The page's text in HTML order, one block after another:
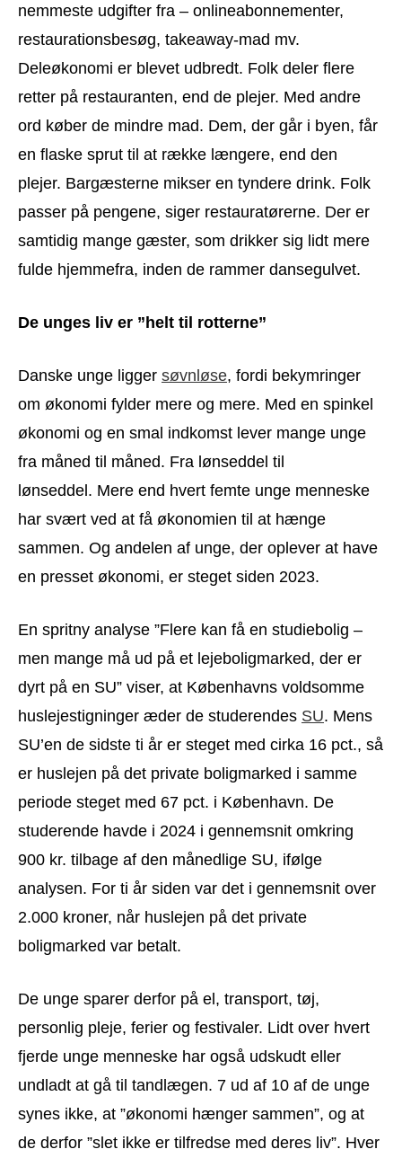
nemmeste udgifter fra – onlineabonnementer,
restaurationsbesøg, takeaway-mad mv.
Deleøkonomi er blevet udbredt. Folk deler flere
retter på restauranten, end de plejer. Med andre
ord køber de mindre mad. Dem, der går i byen, får
en flaske sprut til at række længere, end den
plejer. Bargæsterne mikser en tyndere drink. Folk
passer på pengene, siger restauratørerne. Der er
samtidig mange gæster, som drikker sig lidt mere
fulde hjemmefra, inden de rammer dansegulvet.
De unges liv er ”helt til rotterne”
Danske unge ligger søvnløse, fordi bekymringer
om økonomi fylder mere og mere. Med en spinkel
økonomi og en smal indkomst lever mange unge
fra måned til måned. Fra lønseddel til
lønseddel. Mere end hvert femte unge menneske
har svært ved at få økonomien til at hænge
sammen. Og andelen af unge, der oplever at have
en presset økonomi, er steget siden 2023.
En spritny analyse ”Flere kan få en studiebolig –
men mange må ud på et lejeboligmarked, der er
dyrt på en SU” viser, at Københavns voldsomme
huslejestigninger æder de studerendes SU. Mens
SU’en de sidste ti år er steget med cirka 16 pct., så
er huslejen på det private boligmarked i samme
periode steget med 67 pct. i København. De
studerende havde i 2024 i gennemsnit omkring
900 kr. tilbage af den månedlige SU, ifølge
analysen. For ti år siden var det i gennemsnit over
2.000 kroner, når huslejen på det private
boligmarked var betalt.
De unge sparer derfor på el, transport, tøj,
personlig pleje, ferier og festivaler. Lidt over hvert
fjerde unge menneske har også udskudt eller
undladt at gå til tandlægen. 7 ud af 10 af de unge
synes ikke, at ”økonomi hænger sammen”, og at
de derfor ”slet ikke er tilfredse med deres liv”. Hver